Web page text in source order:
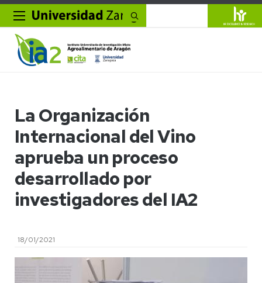
La Organización
Internacional del Vino
aprueba un proceso
desarrollado por
investigadores del IA2
18/01/2021